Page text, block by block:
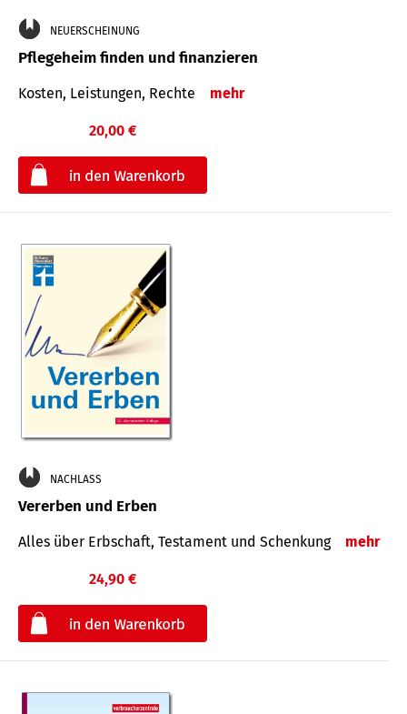
NEUERSCHEINUNG
Pflegeheim finden und finanzieren
Kosten, Leistungen, Rechte mehr
20,00 €
NACHLASS
Vererben und Erben
Alles über Erbschaft, Testament und Schenkung mehr
24,90 €